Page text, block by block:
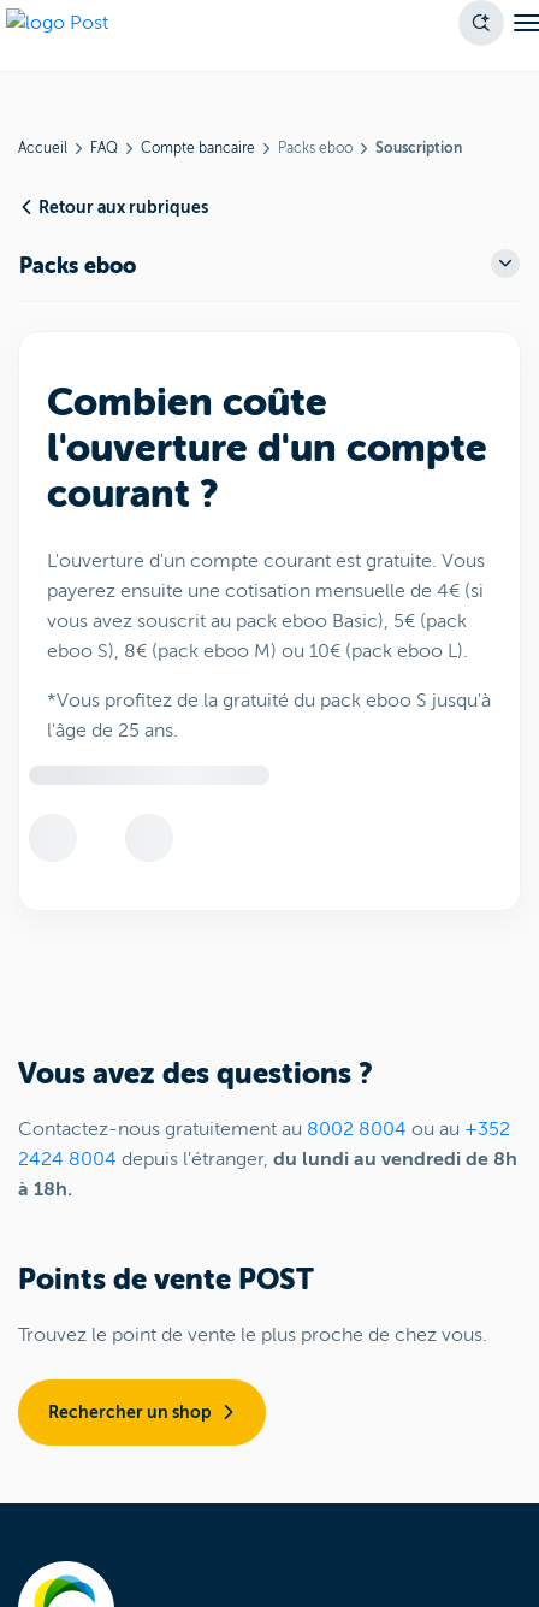
Accueil FAQ Compte bancaire Packs eboo Souscription
Retour aux rubriques
Packs eboo
Combien coûte
l'ouverture d'un compte
courant ?
L'ouverture d'un compte courant est gratuite. Vous
payerez ensuite une cotisation mensuelle de 4€ (si
vous avez souscrit au pack eboo Basic), 5€ (pack
eboo S), 8€ (pack eboo M) ou 10€ (pack eboo L).
*Vous profitez de la gratuité du pack eboo S jusqu'à
l'âge de 25 ans.
Vous avez des questions ?
Contactez-nous gratuitement au 8002 8004 ou au +352
2424 8004 depuis l'étranger, du lundi au vendredi de 8h
à 18h.
Points de vente POST
Trouvez le point de vente le plus proche de chez vous.
Rechercher un shop